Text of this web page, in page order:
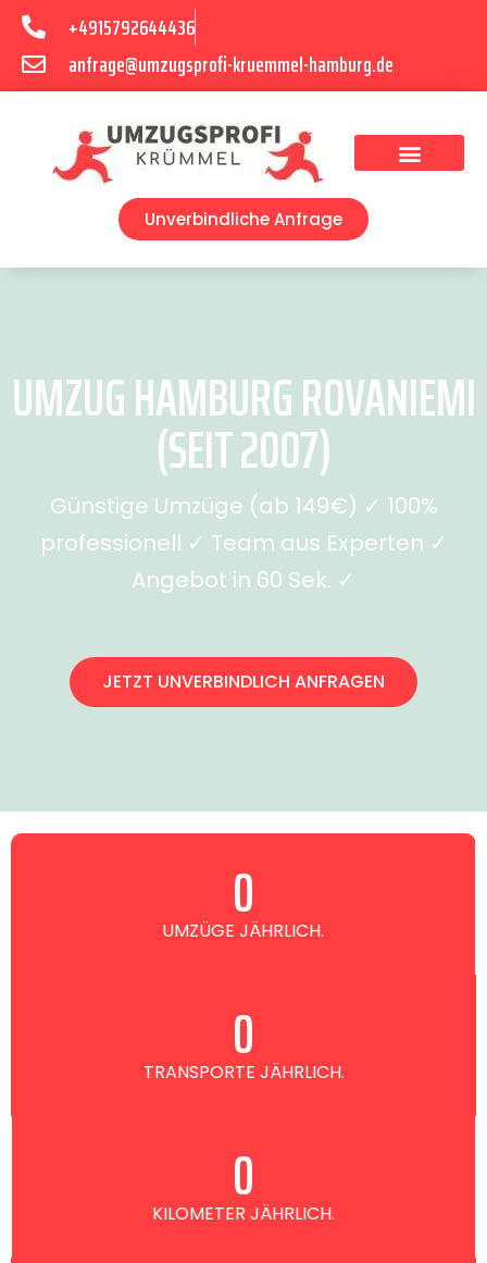
+4915792644436
anfrage@umzugsprofi-kruemmel-hamburg.de
Unverbindliche Anfrage
UMZUG HAMBURG ROVANIEMI
(SEIT 2007)
Günstige Umzüge (ab 149€) ✓ 100%
professionell ✓ Team aus Experten ✓
Angebot in 60 Sek. ✓
JETZT UNVERBINDLICH ANFRAGEN
UMZÜGE JÄHRLICH.
0
TRANSPORTE JÄHRLICH.
0
KILOMETER JÄHRLICH.
0